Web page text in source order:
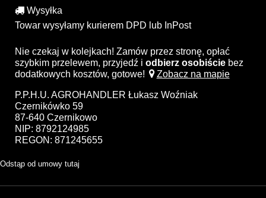
Wysyłka
Towar wysyłamy kurierem DPD lub InPost
Nie czekaj w kolejkach! Zamów przez stronę, opłać
szybkim przelewem, przyjedź i odbierz osobiście bez
dodatkowych kosztów, gotowe!
Zobacz na mapie
P.P.H.U. AGROHANDLER Łukasz Woźniak
Czernikówko 59
87-640 Czernikowo
NIP: 8792124985
REGON: 871245655
Odstąp od umowy tutaj